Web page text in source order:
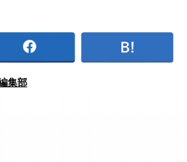
集部